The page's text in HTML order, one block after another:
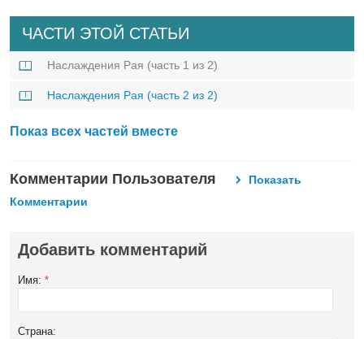
ЧАСТИ ЭТОЙ СТАТЬИ
Наслаждения Рая (часть 1 из 2)
Наслаждения Рая (часть 2 из 2)
Показ всех частей вместе
Комментарии Пользователя
Показать
Комментарии
Добавить комментарий
Имя: *
Страна: